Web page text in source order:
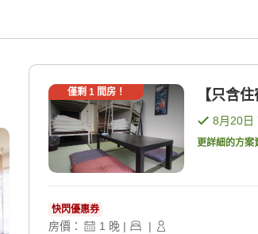
僅剩 1間房！ 【只含
8月20日
更詳細的方案
快閃優惠券
房價： 1 晚 | |